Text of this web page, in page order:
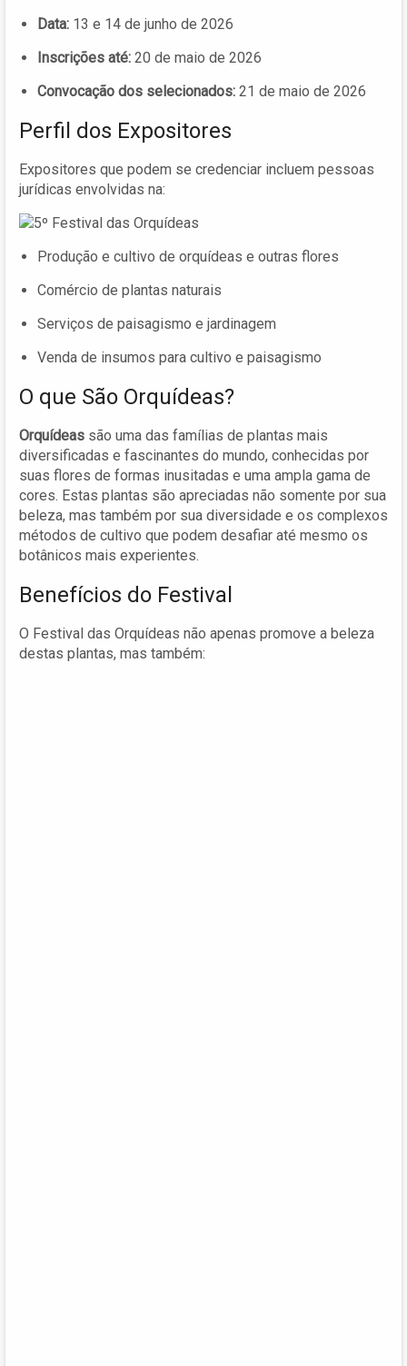
Data: 13 e 14 de junho de 2026
Inscrições até: 20 de maio de 2026
Convocação dos selecionados: 21 de maio de 2026
Perfil dos Expositores
Expositores que podem se credenciar incluem pessoas
jurídicas envolvidas na:
Produção e cultivo de orquídeas e outras flores
Comércio de plantas naturais
Serviços de paisagismo e jardinagem
Venda de insumos para cultivo e paisagismo
O que São Orquídeas?
Orquídeas são uma das famílias de plantas mais
diversificadas e fascinantes do mundo, conhecidas por
suas flores de formas inusitadas e uma ampla gama de
cores. Estas plantas são apreciadas não somente por sua
beleza, mas também por sua diversidade e os complexos
métodos de cultivo que podem desafiar até mesmo os
botânicos mais experientes.
Benefícios do Festival
O Festival das Orquídeas não apenas promove a beleza
destas plantas, mas também: